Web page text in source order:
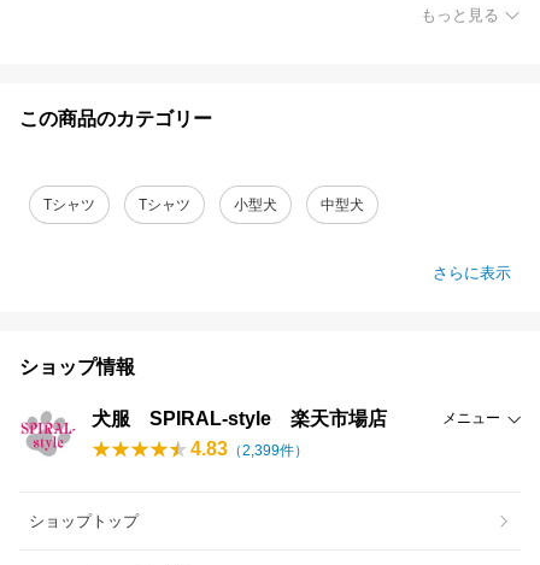
もっと見る
この商品のカテゴリー
Tシャツ Tシャツ 小型犬 中型犬
さらに表示
ショップ情報
犬服 SPIRAL-style 楽天市場店 メニュー
4.83 （2,399件）
ショップトップ